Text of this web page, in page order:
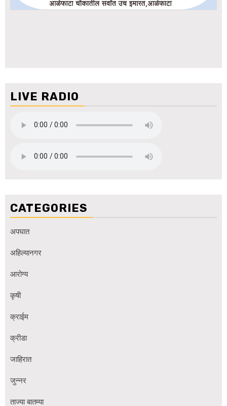
LIVE RADIO
CATEGORIES
अपघात
अहिल्यानगर
आरोग्य
कृषी
क्राईम
क्रीडा
जाहिरात
जुन्नर
ताज्या बातम्या